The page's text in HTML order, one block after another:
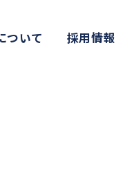
ついて 採用情報